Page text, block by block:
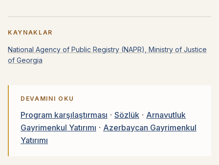
KAYNAKLAR
National Agency of Public Registry (NAPR), Ministry of Justice
of Georgia
DEVAMINI OKU
Program karşılaştırması · Sözlük · Arnavutluk
Gayrimenkul Yatırımı · Azerbaycan Gayrimenkul
Yatırımı